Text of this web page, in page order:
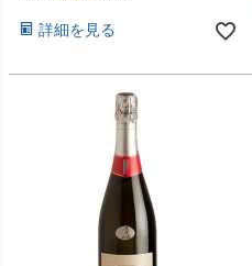
詳細を見る